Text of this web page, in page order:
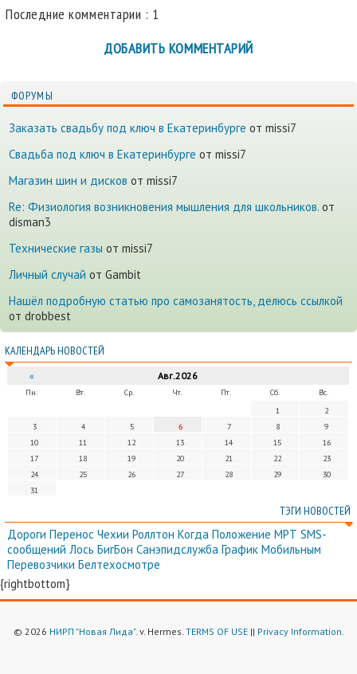
Последние комментарии : 1
ДОБАВИТЬ КОММЕНТАРИЙ
ФОРУМЫ
Заказать свадьбу под ключ в Екатеринбурге от missi7
Cвадьба под ключ в Екатеринбурге от missi7
Магазин шин и дисков от missi7
Re: Физиология возникновения мышления для школьников. от
disman3
Технические газы от missi7
Личный случай от Gambit
Нашёл подробную статью про самозанятость, делюсь ссылкой
от drobbest
КАЛЕНДАРЬ НОВОСТЕЙ
« Авг.2026
Пн. Вт. Ср. Чт. Пт. Сб.
Вс.
1
2
3
4 5 6 7 8
9
10
11 12 13 14 15
16
17
18 19 20 21 22
23
24
25 26 27 28 29
30
31
ТЭГИ НОВОСТЕЙ
Дороги Перенос Чехии Роллтон Когда Положение МРТ SMS-
сообщений Лось БигБон Санэпидслужба График Мобильным
Перевозчики Белтехосмотре
{rightbottom}
© 2026 НИРП "Новая Лида". v. Hermes. TERMS OF USE|| Privacy Information.